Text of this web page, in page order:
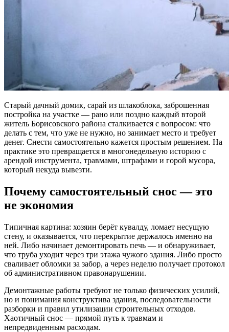
Старый дачный домик, сарай из шлакоблока, заброшенная
постройка на участке — рано или поздно каждый второй
житель Борисовского района сталкивается с вопросом: что
делать с тем, что уже не нужно, но занимает место и требует
денег. Снести самостоятельно кажется простым решением. На
практике это превращается в многонедельную историю с
арендой инструмента, травмами, штрафами и горой мусора,
который некуда вывезти.
Почему самостоятельный снос — это
не экономия
Типичная картина: хозяин берёт кувалду, ломает несущую
стену, и оказывается, что перекрытие держалось именно на
ней. Либо начинает демонтировать печь — и обнаруживает,
что труба уходит через три этажа чужого здания. Либо просто
сваливает обломки за забор, а через неделю получает протокол
об административном правонарушении.
Демонтажные работы требуют не только физических усилий,
но и понимания конструктива здания, последовательности
разборки и правил утилизации строительных отходов.
Хаотичный снос — прямой путь к травмам и
непредвиденным расходам.